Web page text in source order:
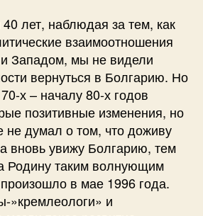
лет, наблюдая за тем, как
взаимоотношения
Западом, мы не видели
вернуться в Болгарию. Но
х – началу 80-х годов
позитивные изменения, но
не думал о том, что доживу
вновь увижу Болгарию, тем
Родину таким волнующим
в мае 1996 года.
»кремлеологи» и